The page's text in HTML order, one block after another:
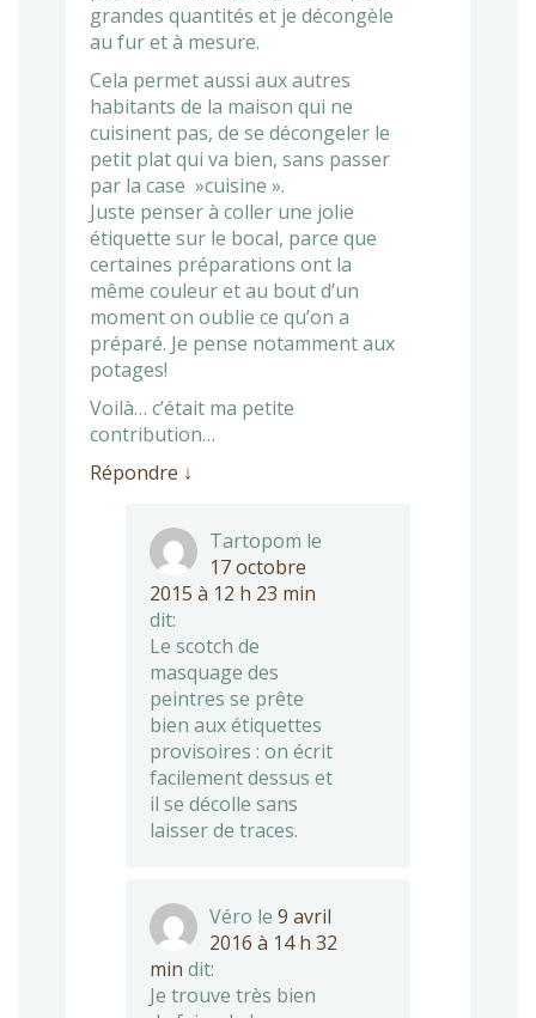
grandes quantités et je décongèle
au fur et à mesure.
Cela permet aussi aux autres
habitants de la maison qui ne
cuisinent pas, de se décongeler le
petit plat qui va bien, sans passer
par la case »cuisine ».
Juste penser à coller une jolie
étiquette sur le bocal, parce que
certaines préparations ont la
même couleur et au bout d’un
moment on oublie ce qu’on a
préparé. Je pense notamment aux
potages!
Voilà… c’était ma petite
contribution…
Répondre ↓
Tartopom le
17 octobre
2015 à 12 h 23 min
dit:
Le scotch de
masquage des
peintres se prête
bien aux étiquettes
provisoires : on écrit
facilement dessus et
il se décolle sans
laisser de traces.
Véro le 9 avril
2016 à 14 h 32
min dit:
Je trouve très bien